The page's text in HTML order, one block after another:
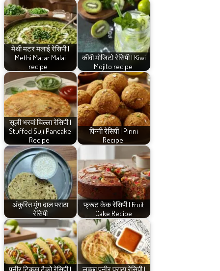
मेथी मटर मलाई रेसिपी |
Methi Matar Malai
recipe
कीवी मोजिटो रेसिपी | Kiwi
Mojito recipe
सूजी भरवां चिल्ला रेसिपी |
Stuffed Suji Pancake
Recipe
पिन्नी रेसिपी | Pinni
Recipe
अंकुरित मूंग दाल पराठा
रेसिपी
फ्रूट केक रेसिपी | Fruit
Cake Recipe
पनीर टिक्का टैको रेसिपी | लच्छा पनीर पराठा रेसिपी |